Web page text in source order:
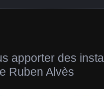
apporter des
Ruben Alvès